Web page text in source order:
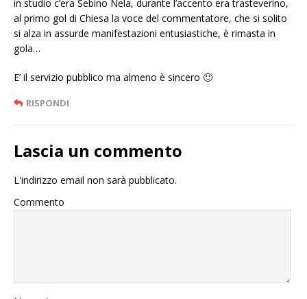
in studio c’era Sebino Nela, durante l’accento era trasteverino,
al primo gol di Chiesa la voce del commentatore, che si solito
si alza in assurde manifestazioni entusiastiche, è rimasta in
gola…
E’ il servizio pubblico ma almeno è sincero 🙂
RISPONDI
Lascia un commento
L'indirizzo email non sarà pubblicato.
Commento